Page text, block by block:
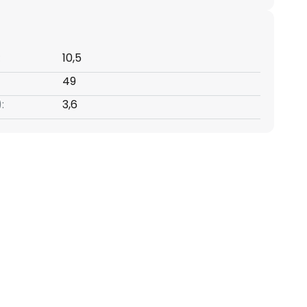
10,5
49
3,6